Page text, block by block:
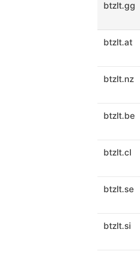
btzlt.gg
btzlt.at
btzlt.nz
btzlt.be
btzlt.cl
btzlt.se
btzlt.si